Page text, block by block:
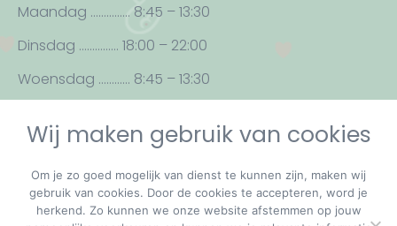
p
g
e
o
p
e
n
s
i
m
a
g
e
o
p
e
n
s
Maandag …………… 8:45 – 13:30
Dinsdag …………… 18:00 – 22:00
Woensdag ………… 8:45 – 13:30
Vrijdag ………………… 8:45 – 13:30
Wij maken gebruik van cookies
Om je zo goed mogelijk van dienst te kunnen zijn, maken wij
gebruik van cookies. Door de cookies te accepteren, word je
herkend. Zo kunnen we onze website afstemmen op jouw